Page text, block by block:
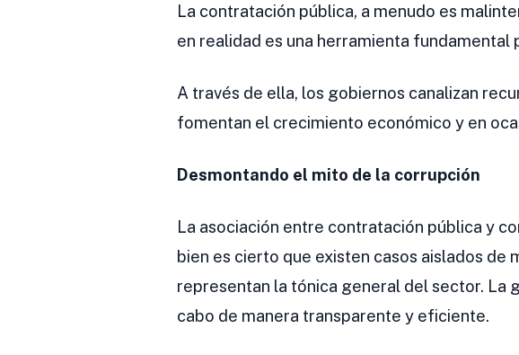
La contratación pública, a menudo es
en realidad es una herramienta
A través de ella, los gobiernos canalizan
fomentan el crecimiento económico y en
Desmontando el mito de la corrupción
La asociación entre contratación pública y
bien es cierto que existen casos aislados de
representan la tónica general del sector. La
cabo de manera transparente y eficiente.